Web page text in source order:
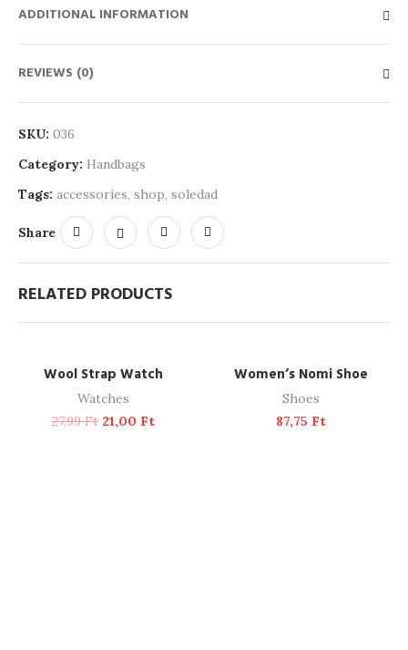
ADDITIONAL INFORMATION
REVIEWS (0)
SKU: 036
Category: Handbags
Tags: accessories, shop, soledad
Share
RELATED PRODUCTS
-25%
ADD TO CART
Wool Strap Watch
Watches
27,99Ft 21,00 Ft
SOLD OUT
READ MORE
Women’s Nomi Shoe
Shoes
87,75 Ft